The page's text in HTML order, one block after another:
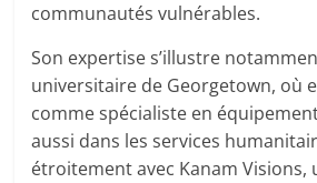
communautés vulnérables.
Son expertise s’illustre
universitaire de Georgetown, où
comme spécialiste en
aussi dans les services
étroitement avec Kanam Visions,